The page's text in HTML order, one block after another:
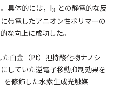
具体的には，I3
–との静電的な反
帯電したアニオン性ポリマーの
な向上に成功した。
白金（Pt）担持酸化物ナノシ
していた逆電子移動抑制効果を
を修飾した水素生成光触媒